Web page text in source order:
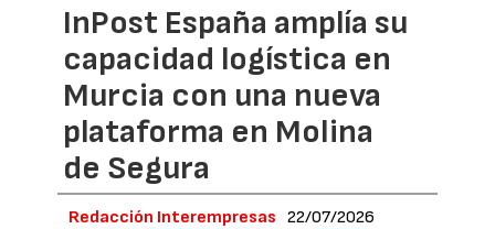
InPost España amplía su
capacidad logística en
Murcia con una nueva
plataforma en Molina
de Segura
Redacción Interempresas 22/07/2026